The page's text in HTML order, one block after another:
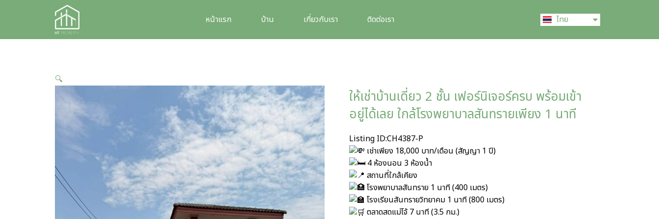
หน้าแรก บ้าน เกี่ยวกับเรา ติดต่อเรา ไทย
中文 (中国)
🔍
ให้เช่าบ้านเดี่ยว 2 ชั้น เฟอร์นิเจอร์ครบ พร้อมเข้า
อยู่ได้เลย ใกล้โรงพยาบาลสันทรายเพียง 1 นาที
Listing ID:CH4387-P
เช่าเพียง 18,000 บาท/เดือน (สัญญา 1 ปี)
4 ห้องนอน 3 ห้องน้ำ
สถานที่ใกล้เคียง
โรงพยาบาลสันทราย 1 นาที (400 เมตร)
โรงเรียนสันทรายวิทยาคม 1 นาที (800 เมตร)
ตลาดสดแม่โจ้ 7 นาที (3.5 กม.)